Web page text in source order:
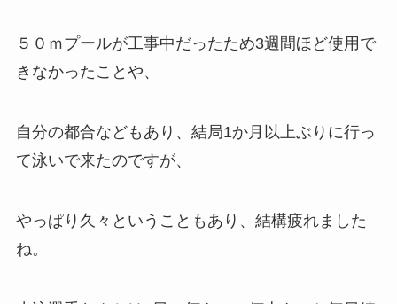
５０ｍプールが工事中だったため3週間ほど使用で
きなかったことや、
自分の都合などもあり、結局1か月以上ぶりに行っ
て泳いで来たのですが、
やっぱり久々ということもあり、結構疲れました
ね。